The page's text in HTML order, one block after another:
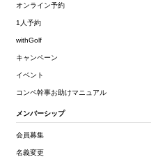
オンライン予約
1人予約
withGolf
キャンペーン
イベント
コンペ幹事お助けマニュアル
メンバーシップ
会員募集
名義変更